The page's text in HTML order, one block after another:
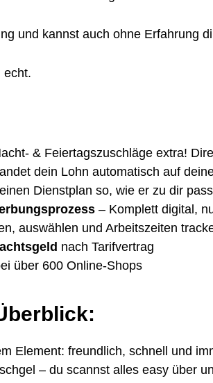
und kannst auch ohne Erfahrung
echt.
& Feiertagszuschläge extra!
landet dein Lohn automatisch auf
Dienstplan so, wie er zu dir
– Komplett digital,
auswählen und Arbeitszeiten
nach Tarifvertrag
über 600 Online-Shops
Element: freundlich, schnell und
– du scannst alles easy über